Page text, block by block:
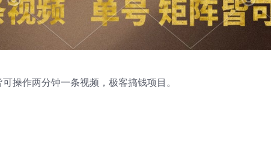
可操作两分钟一条视频，极客搞钱项目。